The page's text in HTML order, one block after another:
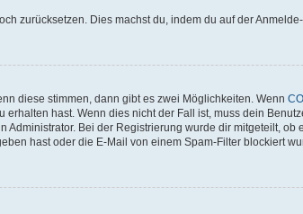
zurücksetzen. Dies machst du, indem du auf der
diese stimmen, dann gibt es zwei Möglichkeiten. Wenn
hast. Wenn dies nicht der Fall ist, muss dein
Bei der Registrierung wurde dir mitgeteilt,
hast oder die E-Mail von einem Spam-Filter blockiert